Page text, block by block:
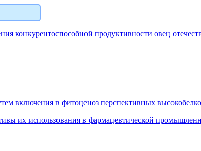
конкурентоспособной продуктивности овец
включения в фитоценоз перспективных
их использования в фармацевтической